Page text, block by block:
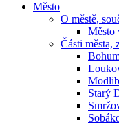
Město
O městě,
Město
Části města,
Starý